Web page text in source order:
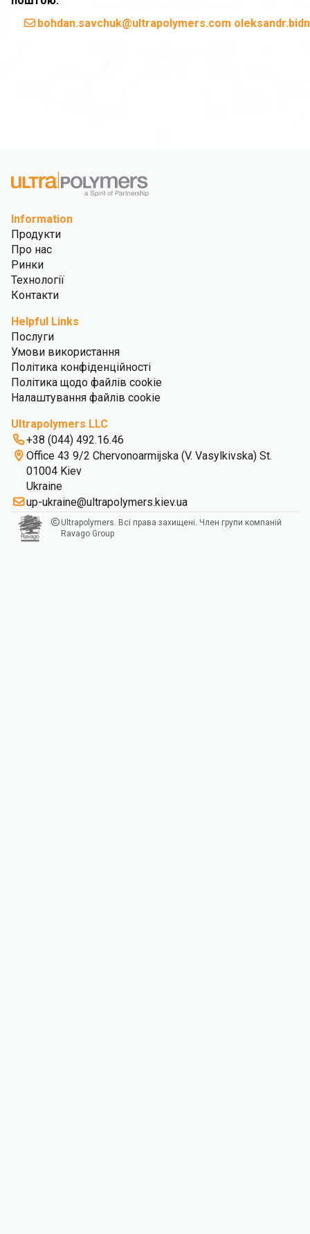
bohdan.savchuk@ultrapolymers.com
Information
Продукти
Про нас
Ринки
Технології
Контакти
Helpful Links
Послуги
Умови використання
Політика конфіденційності
Політика щодо файлів cookie
Налаштування файлів cookie
Ultrapolymers LLC
+38 (044) 492.16.46
Office 43 9/2 Chervonoarmijska (V. Vasylkivska) St.
01004 Kiev
Ukraine
up-ukraine@ultrapolymers.kiev.ua
Ultrapolymers. Всі права захищені. Член групи компаній
Ravago Group